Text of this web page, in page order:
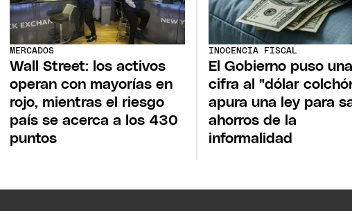
MERCADOS
Wall Street: los activos
operan con mayorías en
rojo, mientras el riesgo
país se acerca a los 430
puntos
INOCENCIA FISCAL
El Gobierno puso una
cifra al "dólar
apura una ley para
ahorros de la
informalidad